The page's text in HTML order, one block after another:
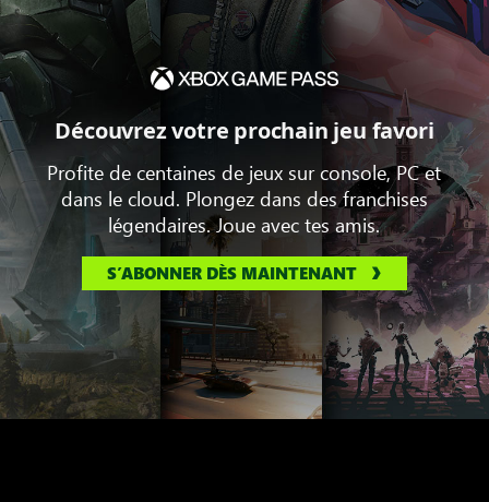
Découvrez votre prochain jeu favori
Profite de centaines de jeux sur console, PC et
dans le cloud. Plongez dans des franchises
légendaires. Joue avec tes amis.
S’ABONNER DÈS MAINTENANT